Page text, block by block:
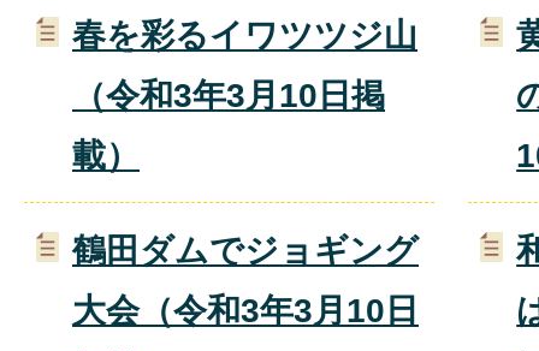
春を彩るイワツツジ山
（令和3年3月10日掲
載）
鶴田ダムでジョギング
大会（令和3年3月10日